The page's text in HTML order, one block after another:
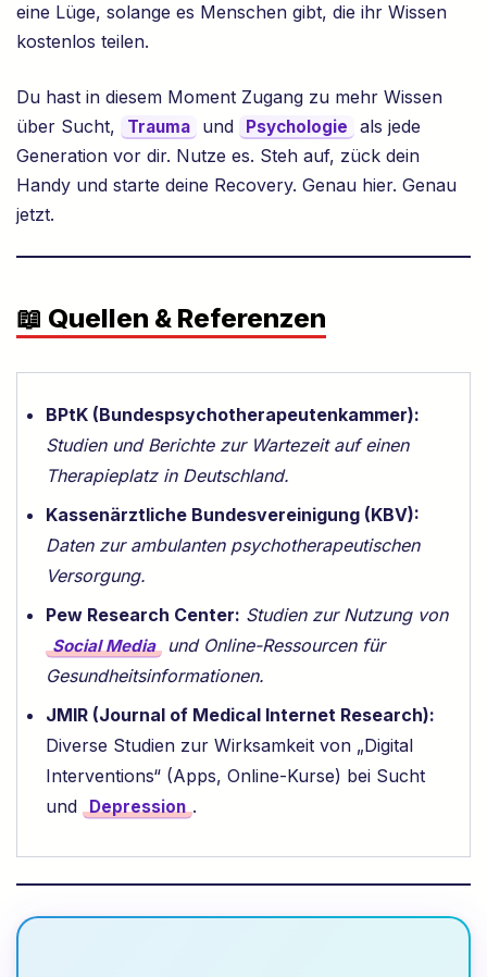
eine Lüge, solange es Menschen gibt, die ihr Wissen
kostenlos teilen.
Du hast in diesem Moment Zugang zu mehr Wissen
über Sucht,
Trauma und Psychologie
als jede
Generation vor dir. Nutze es. Steh auf, zück dein
Handy und starte deine Recovery. Genau hier. Genau
jetzt.
📖 Quellen & Referenzen
BPtK (Bundespsychotherapeutenkammer):
Studien und Berichte zur Wartezeit auf einen
Therapieplatz in Deutschland.
Kassenärztliche Bundesvereinigung (KBV):
Daten zur ambulanten psychotherapeutischen
Versorgung.
Pew Research Center: Studien zur Nutzung von
Social Media
und Online-Ressourcen für
Gesundheitsinformationen.
JMIR (Journal of Medical Internet Research):
Diverse Studien zur Wirksamkeit von „Digital
Interventions“ (Apps, Online-Kurse) bei Sucht
und
Depression .